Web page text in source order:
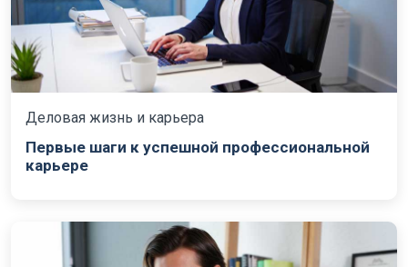
Деловая жизнь и карьера
Первые шаги к успешной профессиональной
карьере